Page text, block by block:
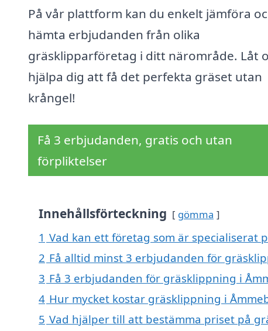
På vår plattform kan du enkelt jämföra
hämta erbjudanden från olika
gräsklipparföretag i ditt närområde. Låt
hjälpa dig att få det perfekta gräset utan
krångel!
Få 3 erbjudanden, gratis och utan
förpliktelser
Innehållsförteckning gömma
1 Vad kan ett företag som är specialiserat
2 Få alltid minst 3 erbjudanden för
3 Få 3 erbjudanden för gräsklippning i
4 Hur mycket kostar gräsklippning i
5 Vad hjälper till att bestämma priset på